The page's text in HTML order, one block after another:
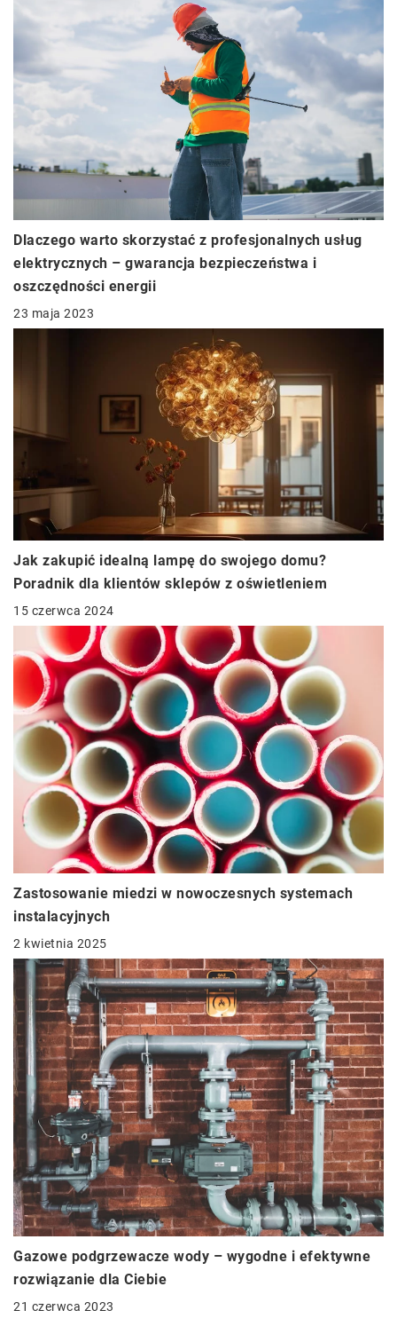
Dlaczego warto skorzystać z profesjonalnych usług
elektrycznych – gwarancja bezpieczeństwa i
oszczędności energii
23 maja 2023
Jak zakupić idealną lampę do swojego domu?
Poradnik dla klientów sklepów z oświetleniem
15 czerwca 2024
Zastosowanie miedzi w nowoczesnych systemach
instalacyjnych
2 kwietnia 2025
Gazowe podgrzewacze wody – wygodne i efektywne
rozwiązanie dla Ciebie
21 czerwca 2023